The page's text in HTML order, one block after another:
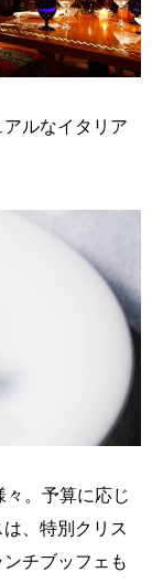
ルなイタリア
。予算に応じ
、特別クリス
チブッフェも